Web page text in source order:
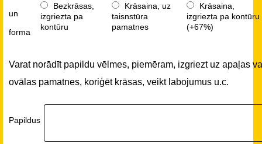
un
forma
Bezkrāsas,
izgriezta pa
kontūru
Krāsaina, uz
taisnstūra
pamatnes
Krāsaina,
izgriezta pa kontūru
(+67%)
Varat norādīt papildu vēlmes, piemēram, izgriezt uz apaļas
ovālas pamatnes, koriģēt krāsas, veikt labojumus u.c.
Papildus